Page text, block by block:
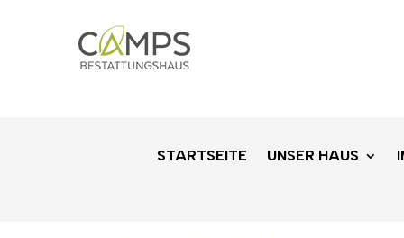
STARTSEITE UNSER HAUS